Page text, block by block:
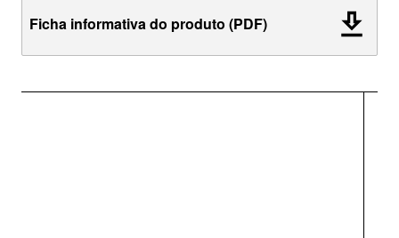
Ficha informativa do produto (PDF)